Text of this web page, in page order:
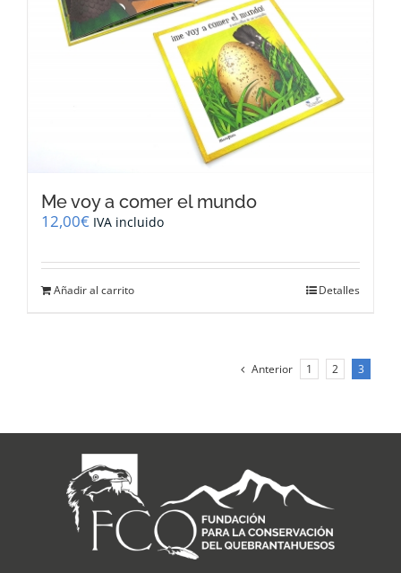
Me voy a comer el mundo
12,00€ IVA incluido
Añadir al carrito Detalles
Anterior 1 2 3